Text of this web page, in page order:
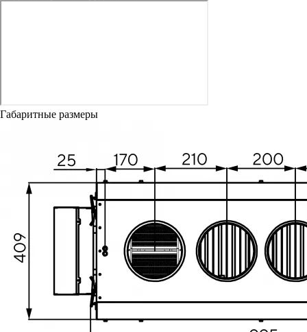
Габаритные размеры